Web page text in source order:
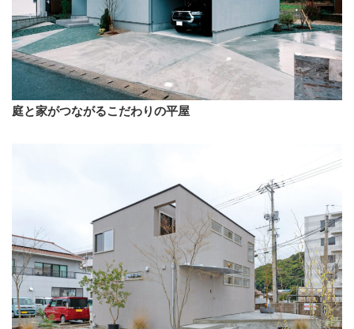
庭と家がつながるこだわりの平屋